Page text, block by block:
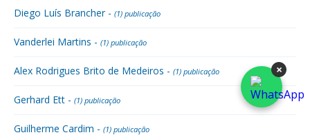
Diego Luís Brancher - (1) publicação
Vanderlei Martins - (1) publicação
Alex Rodrigues Brito de Medeiros - (1) publicação
Gerhard Ett - (1) publicação
Guilherme Cardim - (1) publicação
×